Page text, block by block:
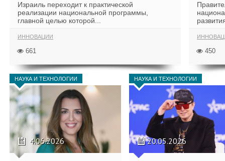
Израиль переходит к практической
реализации национальной программы,
главной целью которой...
ИННОВАЦИИ
661 450
НАУКА И ТЕХНОЛОГИИ
4.06.2026
НАУКА И ТЕХНОЛОГИИ
20.05.2026